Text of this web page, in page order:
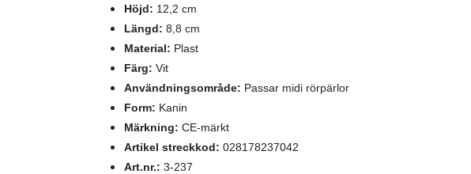
Höjd: 12,2 cm
Längd: 8,8 cm
Material: Plast
Färg: Vit
Användningsområde: Passar midi rörpärlor
Form: Kanin
Märkning: CE-märkt
Artikel streckkod: 028178237042
Art.nr.: 3-237